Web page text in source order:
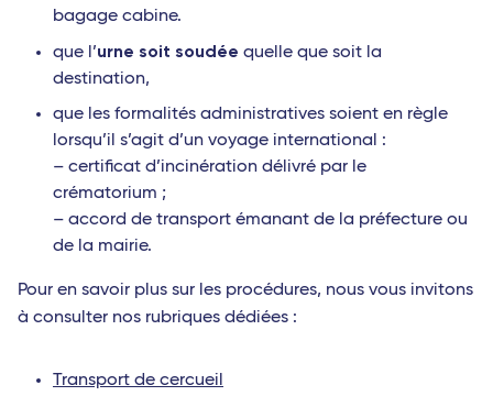
bagage cabine.
que l’urne soit soudée quelle que soit la
destination,
que les formalités administratives soient en règle
lorsqu’il s’agit d’un voyage international :
– certificat d’incinération délivré par le
crématorium ;
– accord de transport émanant de la préfecture ou
de la mairie.
Pour en savoir plus sur les procédures, nous vous invitons
à consulter nos rubriques dédiées :
Transport de cercueil